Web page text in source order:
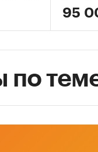
ВЭД:
95
по